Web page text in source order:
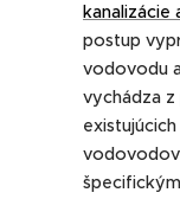
kanalizácie
postup
vodovodu
vychádza z
vodovodov